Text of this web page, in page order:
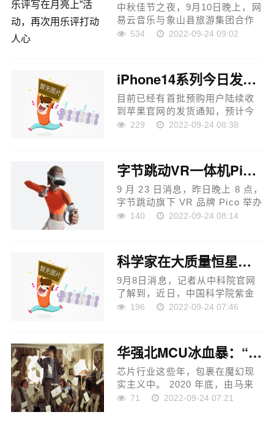
中秋佳节之夜，9月10日晚上，网
易云音乐与象山县旅游集团合作
开启把乐评写在月亮上活动，通
共同挑选出的网易云音乐...
534 2022-09-24 09:02
iPhone14系列今日发售果粉在AppleStore排起了长队
目前已经有首批预购用户陆续收
到苹果官网的发货通知，预计今
天就能拿到新机。如果是今天购
则要等5到6周或者更长时间。
目...
229 2022-09-24 08:38
字节跳动VR一体机Pico4发布：采用4K+级别超视感屏，约2985元起
9 月 23 日消息，昨日晚上 8 点，
字节跳动旗下 VR 品牌 Pico 举办
全球发布会，发布了备受关注的
民币)，预售将于 9 月 23 日开
始，...
140 2022-09-24 08:14
科学家在大质量恒星形成研究中取得进展
9月8日消息，记者从中科院官网
了解到，近日，中国科学院紫金
山天文台、国家天文台，以及三
天文台青海观测站13。7 m毫米...
196 2022-09-24 07:46
华强北MCU冰血暴：“芯片赌徒”的狂欢、谎言与挣扎
芯片行业这些年，包裹在魔幻现
实主义中。 2020 年底，由马来
西亚晶圆厂工人罢工引发的缺芯
71 2022-09-24 07:21